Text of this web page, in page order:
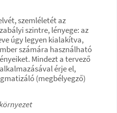
szemléletét az
szintre, lényege: az
úgy legyen kialakítva,
számára használható
Mindezt a tervező
érje el,
(megbélyegző)